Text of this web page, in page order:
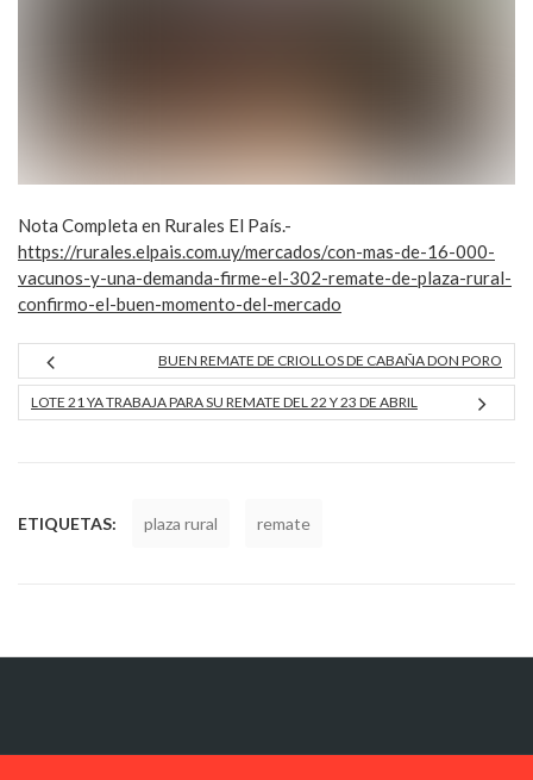
Nota Completa en Rurales El País.-
https://rurales.elpais.com.uy/mercados/con-mas-de-16-000-
vacunos-y-una-demanda-firme-el-302-remate-de-plaza-rural-
confirmo-el-buen-momento-del-mercado
BUEN REMATE DE CRIOLLOS DE CABAÑA DON PORO
LOTE 21 YA TRABAJA PARA SU REMATE DEL 22 Y 23 DE ABRIL
ETIQUETAS: plaza rural remate